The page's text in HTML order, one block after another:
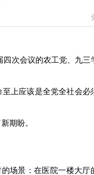
次会议的农工党、九三
上应该是全党全社会必
期盼。
场景：在医院一楼大厅